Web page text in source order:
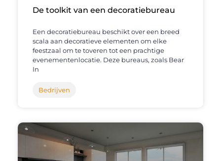
De toolkit van een decoratiebureau
Een decoratiebureau beschikt over een breed
scala aan decoratieve elementen om elke
feestzaal om te toveren tot een prachtige
evenementenlocatie. Deze bureaus, zoals Bear
In
Bedrijven